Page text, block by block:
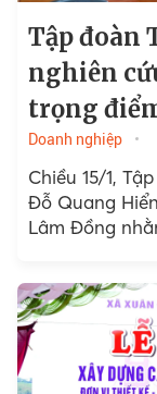
Tập đoàn
nghiên
trọng
Doanh nghiệp
Chiều 15/1,
Đỗ Quang
Lâm Đồng